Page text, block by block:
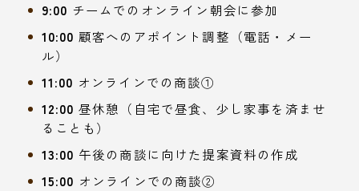
9:00 チームでのオンライン朝会に参加
10:00 顧客へのアポイント調整（電話・メー
ル）
11:00 オンラインでの商談①
12:00 昼休憩（自宅で昼食、少し家事を済ませ
ることも）
13:00 午後の商談に向けた提案資料の作成
15:00 オンラインでの商談②